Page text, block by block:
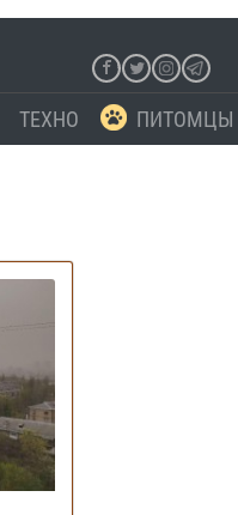
ТЕХНО ПИТОМЦЫ